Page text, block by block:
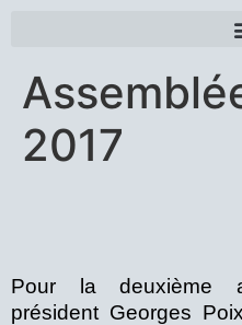
2017
Pour la deuxième
président Georges